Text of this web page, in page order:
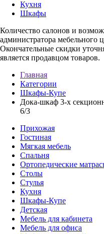
Кухня
Шкафы
Количество салонов и
администратора мебельного
Окончательные скидки
является продавцом товаров.
Главная
Категории
Шкафы-Купе
Дока-шкаф 3-х
6/3
Прихожая
Гостиная
Мягкая мебель
Спальня
Ортопедические
Столы
Стулья
Кухня
Шкафы-Купе
Детская
Мебель для кабинета
Мебель для офиса